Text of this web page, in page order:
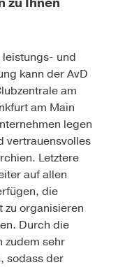
und
kann der AvD
am
am Main
legen
vertrauensvolles
Letztere
auf allen
die
zu organisieren
Durch die
zudem sehr
sodass der